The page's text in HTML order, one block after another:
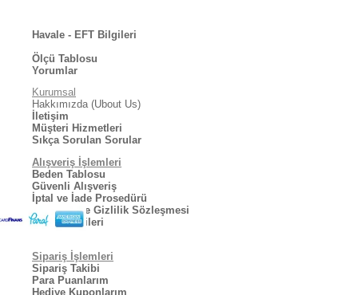
Havale - EFT Bilgileri
Ölçü Tablosu
Yorumlar
Kurumsal
Hakkımızda (Ubout Us)
İletişim
Müşteri Hizmetleri
Sıkça Sorulan Sorular
Alışveriş İşlemleri
Beden Tablosu
Güvenli Alışveriş
İptal ve İade Prosedürü
Kullanıcı ve Gizlilik Sözleşmesi
Kargo Bilgileri
Sipariş İşlemleri
Sipariş Takibi
Para Puanlarım
Hediye Kuponlarım